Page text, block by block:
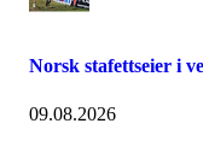
Norsk stafettseier i
09.08.2026